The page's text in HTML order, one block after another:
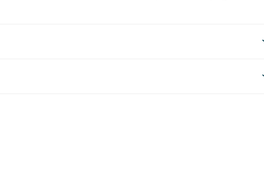
gitarr och andra stränginstrument som kräver
för din klassiska gitarr)